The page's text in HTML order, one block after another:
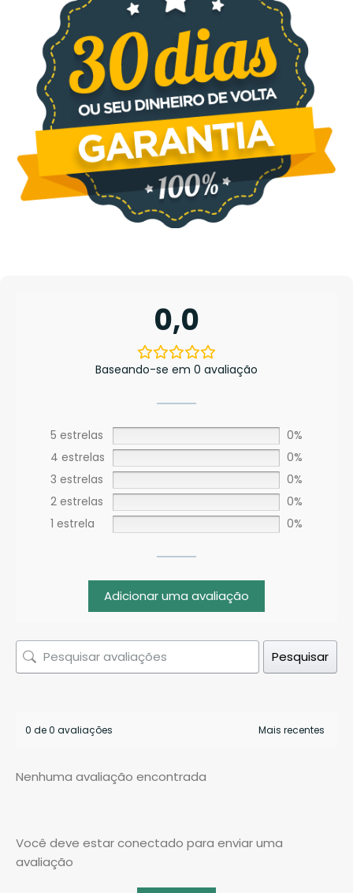
Você deve estar conectado para enviar uma
avaliação
0,0
Baseando-se em 0 avaliação
5 estrelas
0%
4 estrelas
0%
3 estrelas
0%
2 estrelas
0%
1 estrela
0%
Adicionar uma avaliação
Pesquisar
0 de 0 avaliações
Nenhuma avaliação encontrada